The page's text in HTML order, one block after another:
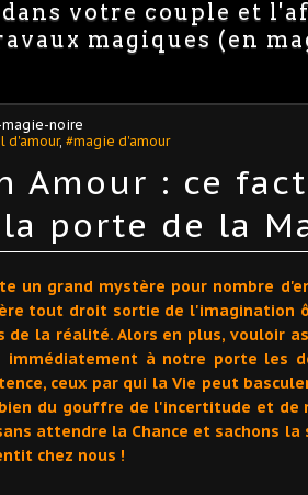
votre couple et
magiques (en
magie-noire
d'amour, #magie d'amour
Amour : ce
porte de la
un grand mystère pour nombre
tout droit sortie de l'imagination
la réalité. Alors en plus, vouloir
immédiatement à notre porte les
ceux par qui la Vie peut
du gouffre de l'incertitude et de
attendre la Chance et sachons la
chez nous !